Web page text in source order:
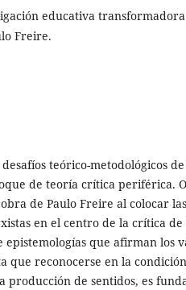
educativa
Freire.
teórico-metodológicos
de teoría crítica periférica.
de Paulo Freire al colocar
en el centro de la crítica
epistemologías que afirman los
que reconocerse en la
producción de sentidos, es